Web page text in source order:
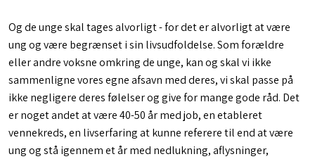
Og de unge skal tages alvorligt - for det er alvorligt at være
ung og være begrænset i sin livsudfoldelse. Som forældre
eller andre voksne omkring de unge, kan og skal vi ikke
sammenligne vores egne afsavn med deres, vi skal passe på
ikke negligere deres følelser og give for mange gode råd. Det
er noget andet at være 40-50 år med job, en etableret
vennekreds, en livserfaring at kunne referere til end at være
ung og stå igennem et år med nedlukning, aflysninger,